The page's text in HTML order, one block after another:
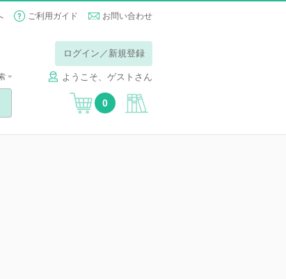
ご利用ガイド お問い合わせ
ログイン／新規登録
ようこそ、ゲストさん
0